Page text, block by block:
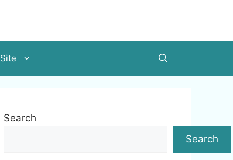
Site
Search
Search